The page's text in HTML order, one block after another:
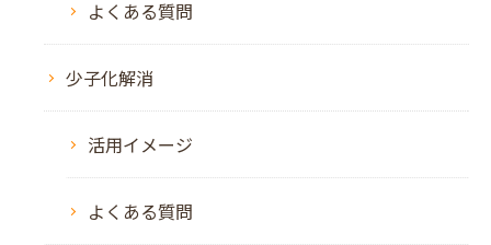
よくある質問
少子化解消
活用イメージ
よくある質問